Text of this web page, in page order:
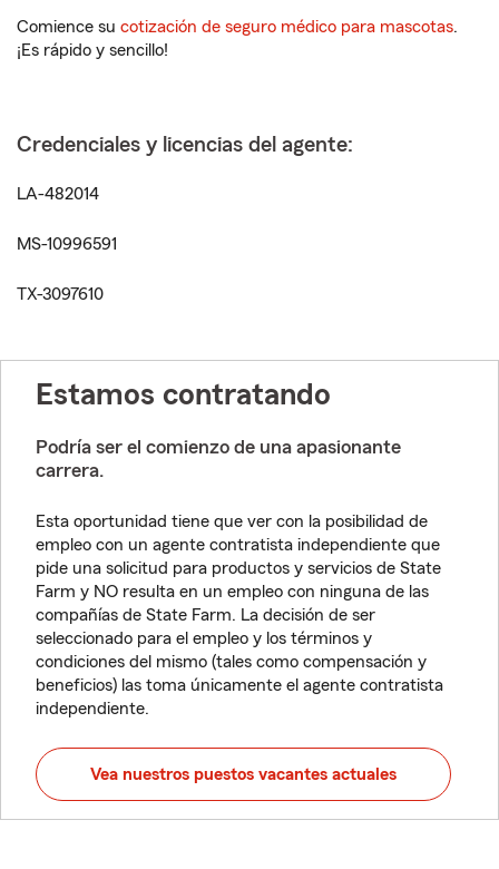
Comience su cotización de seguro médico para mascotas.
¡Es rápido y sencillo!
Credenciales y licencias del agente:
LA-482014
MS-10996591
TX-3097610
Estamos contratando
Podría ser el comienzo de una apasionante
carrera.
Esta oportunidad tiene que ver con la posibilidad de
empleo con un agente contratista independiente que
pide una solicitud para productos y servicios de State
Farm y NO resulta en un empleo con ninguna de las
compañías de State Farm. La decisión de ser
seleccionado para el empleo y los términos y
condiciones del mismo (tales como compensación y
beneficios) las toma únicamente el agente contratista
independiente.
Vea nuestros puestos vacantes actuales